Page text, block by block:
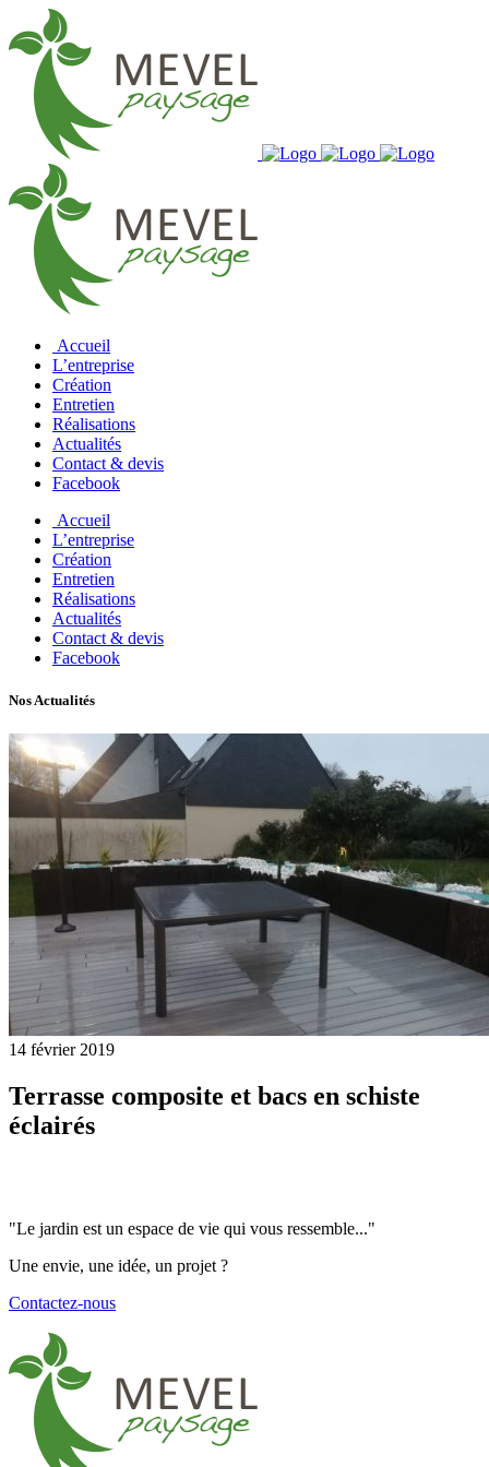
Accueil
L’entreprise
Création
Entretien
Réalisations
Actualités
Contact & devis
Facebook
Accueil
L’entreprise
Création
Entretien
Réalisations
Actualités
Contact & devis
Facebook
Nos Actualités
14 février 2019
Terrasse composite et bacs en schiste
éclairés
"Le jardin est un espace de vie qui vous ressemble..."
Une envie, une idée, un projet ?
Contactez-nous